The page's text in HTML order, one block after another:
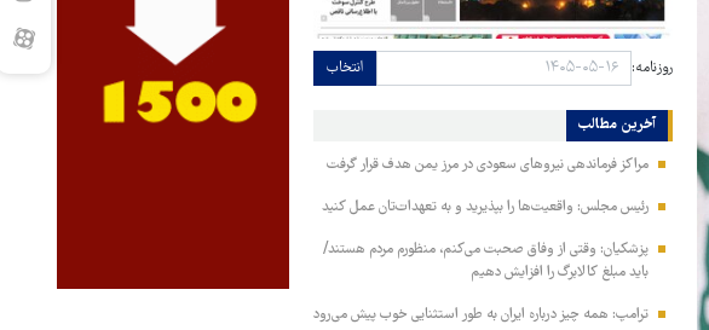
روزنامه: انتخاب
آخرین مطالب
مراکز فرماندهی نیروهای سعودی در مرز یمن هدف قرار گرفت
رئیس مجلس: واقعیت‌ها را بپذیرید و به تعهدات‌تان عمل کنید
پزشکیان: وقتی از وفاق صحبت می‌کنم، منظورم مردم هستند/
باید مبلغ کالابرگ را افزایش دهیم
ترامپ: همه چیز درباره ایران به طور استثنایی خوب پیش می‌رود